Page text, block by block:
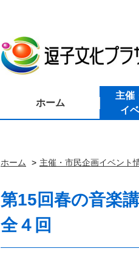
ホーム
主催
イ
ホーム 主催・市民企画イベント
第15回春の音楽
全４回